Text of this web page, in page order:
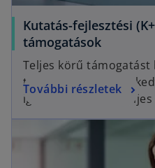
Kutatás-fejlesztési
támogatások
Teljes körű
támogatások és
igénybevételének
További részletek